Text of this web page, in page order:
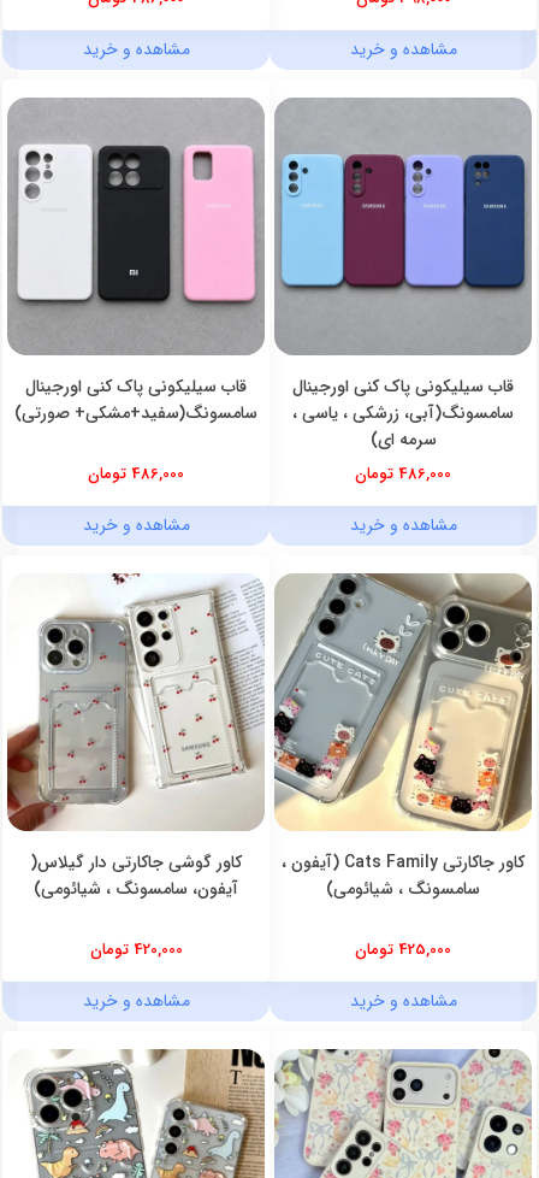
مشاهده و خرید مشاهده و خرید
قاب سیلیکونی پاک کنی اورجینال
سامسونگ(آبی، زرشکی ، یاسی ،
سرمه ای)
486,000 تومان
مشاهده و خرید
قاب سیلیکونی پاک کنی اورجینال
سامسونگ(سفید+مشکی+ صورتی)
486,000 تومان
مشاهده و خرید
کاور جاکارتی Cats Family (آیفون ،
سامسونگ ، شیائومی)
425,000 تومان
مشاهده و خرید
کاور گوشی جاکارتی دار گیلاس(
آیفون، سامسونگ ، شیائومی)
420,000 تومان
مشاهده و خرید